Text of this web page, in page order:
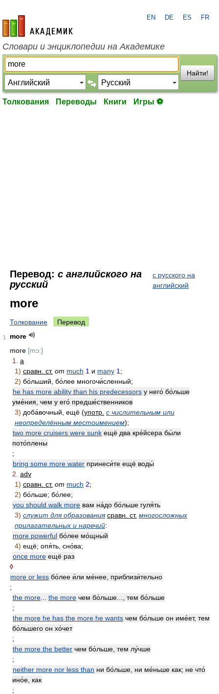
academic.ru
EN DE ES FR
Словари и энциклопедии на Академике
Найти!
Толкования Переводы Книги Игры ⚽
Перевод: с английского на
русский
с русского на
английский
more
Толкование Перевод
1
more
more [mɔ:]
1.
a
1) сравн. ст. от much 1 и many 1 ;
2) бо́льший, бо́лее многочи́сленный;
he has more ability than his predecessors у него́ бо́льше
уме́ния, чем у его́ предше́ственников
3) доба́вочный, ещё (употр. с числительным или
неопределённым местоимением);
two more cruisers were sunk ещё два кре́йсера бы́ли
пото́плены
;
bring some more water принеси́те ещё воды́
2. adv
1) сравн. ст. от much 2;
2) бо́льше; бо́лее;
you should walk more вам на́до бо́льше гуля́ть
3) служит для образования сравн. ст. многосложных
прилагательных и наречий:
more powerful бо́лее мо́щный
4) ещё; опя́ть, сно́ва;
once more ещё раз
◊
more or less бо́лее и́ли ме́нее, приблизи́тельно
;
the more
the more чем бо́льше..., тем бо́льше
;
the more he has the more he wants чем бо́льше он име́ет, тем
бо́льшего он хо́чет
;
the more the better чем бо́льше, тем лу́чше
;
neither more nor less than ни бо́льше, ни ме́ньше как; не что́
ино́е, как
;